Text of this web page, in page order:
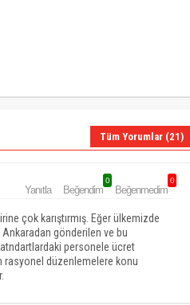
Tüm Yorumlar (21)
Yanıtla Beğendim
0
Beğenmedim
0
çok karıştırmış. Eğer ülkemizde
gönderilen ve bu
personele ücret
rasyonel düzenlemelere konu